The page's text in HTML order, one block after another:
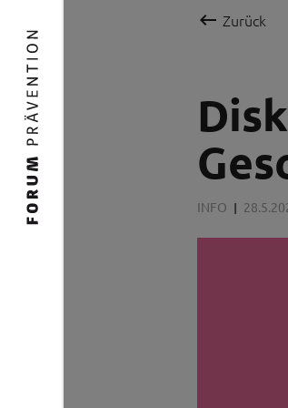
 Zurück
INFO